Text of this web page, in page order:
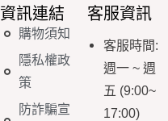
資訊連結
購物須知
隱私權政
策
防詐騙宣
客服資訊
客服時間:
週一 ~ 週
五 (9:00~
17:00)